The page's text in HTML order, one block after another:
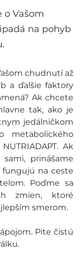
o Vašom
na pohyb
chudnutí až
a ďalšie faktory
Ak chcete
tak, ako je
jedálničkom
metabolického
Ak
prinášame
na ceste
Poďme sa
zmien, ktoré
smerom.
Pite čistú